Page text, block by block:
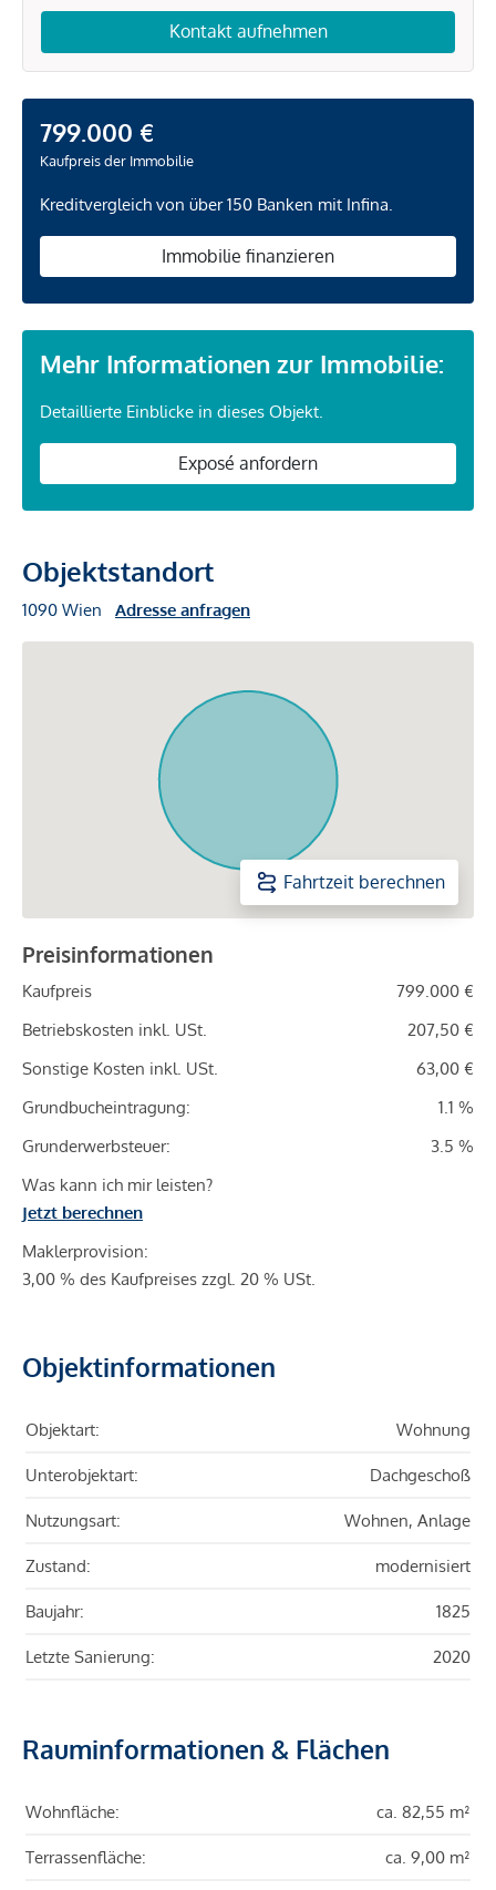
Kontakt aufnehmen
799.000 €
Kaufpreis der Immobilie
Kreditvergleich von über 150 Banken mit Infina.
Immobilie finanzieren
Mehr Informationen zur Immobilie:
Detaillierte Einblicke in dieses Objekt.
Exposé anfordern
Objektstandort
1090 Wien Adresse anfragen
Fahrtzeit berechnen
Preisinformationen
Kaufpreis
799.000 €
Betriebskosten inkl. USt.
207,50 €
Sonstige Kosten inkl. USt.
63,00 €
Grundbucheintragung:
1.1 %
Grunderwerbsteuer:
3.5 %
Was kann ich mir leisten?
Jetzt berechnen
Maklerprovision:
3,00 % des Kaufpreises zzgl. 20 % USt.
Objektinformationen
Objektart: Wohnung
Unterobjektart: Dachgeschoß
Nutzungsart: Wohnen, Anlage
Zustand: modernisiert
Baujahr: 1825
Letzte Sanierung: 2020
Rauminformationen & Flächen
Wohnfläche: ca. 82,55 m²
Terrassenfläche: ca. 9,00 m²